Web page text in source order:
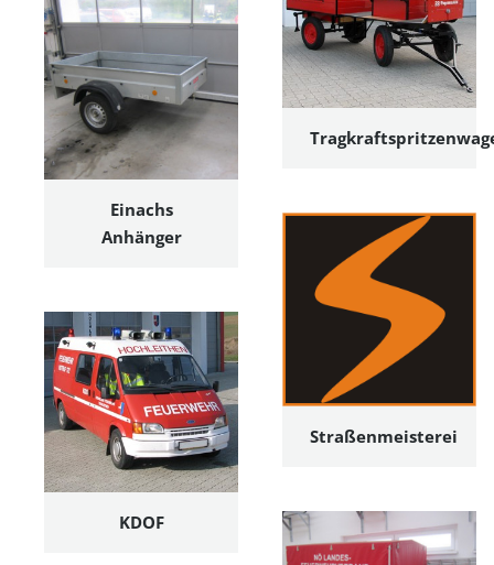
Webseite
Einachs
Anhänger
Straßenmeisterei
KDOF